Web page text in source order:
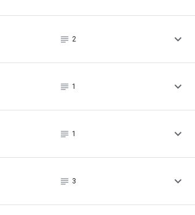
subject_black
2 
subject_black
1 
subject_black
1 
subject_black
3 